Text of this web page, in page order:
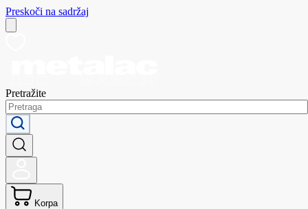
Preskoči na sadržaj
Pretražite
Korpa